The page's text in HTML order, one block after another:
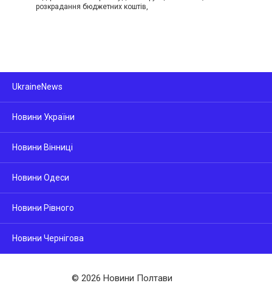
розкрадання бюджетних коштів,
UkraineNews
Новини України
Новини Вінниці
Новини Одеси
Новини Рівного
Новини Чернігова
© 2026 Новини Полтави